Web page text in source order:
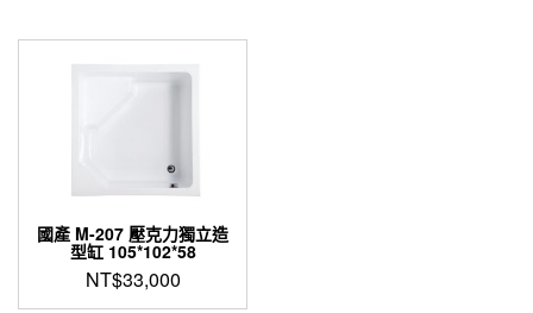
格：
格：
國產 M-207 壓克力獨立造
型缸 105*102*58
NT$33,000